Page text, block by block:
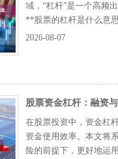
域，“杠杆”是一个高频
**股票的杠杆是什么意
券商或其他金融机构借
2026-08-07
股票资金杠杆：融资
在股票投资中，资金杠
资金使用效率。本文将
险的前提下，更好地运